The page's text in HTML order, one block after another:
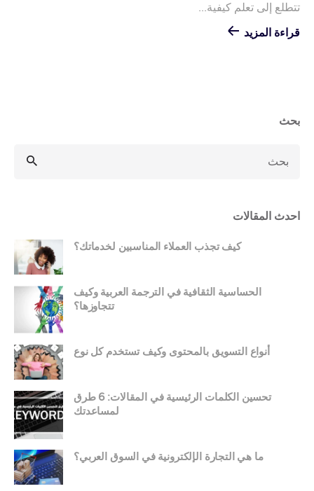
تتطلع إلى تعلم كيفية...
قراءة المزيد
بحث
احدث المقالات
كيف تجذب العملاء المناسبين لخدماتك؟
الحساسية الثقافية في الترجمة العربية وكيف
تتجاوزها؟
أنواع التسويق بالمحتوى وكيف تستخدم كل نوع
تحسين الكلمات الرئيسية في المقالات: 6 طرق
لمساعدتك
ما هي التجارة الإلكترونية في السوق العربي؟